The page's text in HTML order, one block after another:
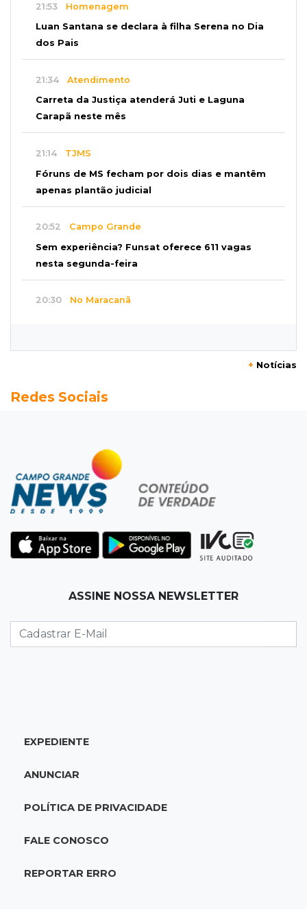
21:53 Homenagem
Luan Santana se declara à filha Serena no Dia
dos Pais
21:34 Atendimento
Carreta da Justiça atenderá Juti e Laguna
Carapã neste mês
21:14 TJMS
Fóruns de MS fecham por dois dias e mantêm
apenas plantão judicial
20:52 Campo Grande
Sem experiência? Funsat oferece 611 vagas
nesta segunda-feira
20:30 No Maracanã
Seleções em MS têm salários de até R$ 8,2 mil;
Jardim Itatiaia
Vigia é amarrado durante roubo de carro e
dois caminhões em pátio
Corinthians vence Bragantino por 2 a 0 e sobe
para 7º no Brasileirão
Na Vila Belmiro
lugar no Brasileirão
18:33Em 2022
adolescente atropelada no Amazonas
18:15 Nubank Parque
Palmeiras e Inter ficam no 0 a 0 pela 22ª
+ Notícias
Redes Sociais
ASSINE NOSSA NEWSLETTER
EXPEDIENTE
ANUNCIAR
POLÍTICA DE PRIVACIDADE
FALE CONOSCO
REPORTAR ERRO